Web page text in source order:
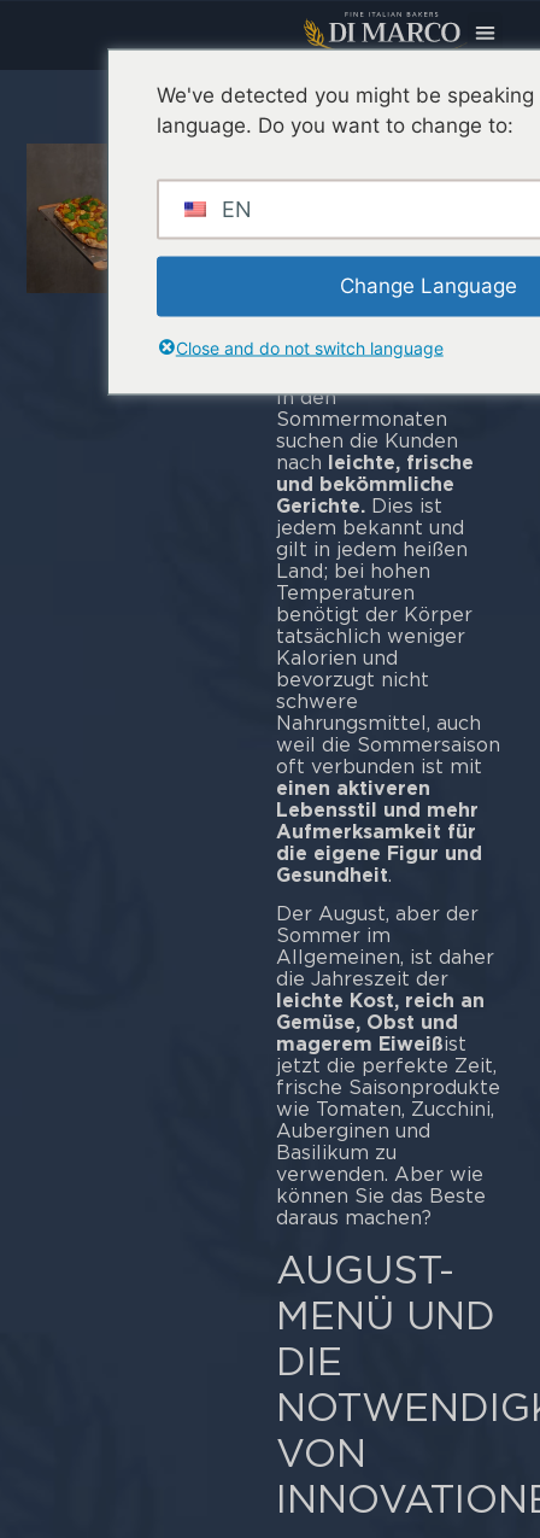
August-
innovativ
sein und wie
es mit Pinsa
geht
In den
Sommermonaten
suchen die Kunden
nach leichte, frische
und bekömmliche
Gerichte.Dies ist
jedem bekannt und
gilt in jedem heißen
Land; bei hohen
Temperaturen
benötigt der Körper
tatsächlich weniger
Kalorien und
bevorzugt nicht
schwere
Nahrungsmittel, auch
weil die Sommersaison
oft verbunden ist mit
einen aktiveren
Lebensstil und mehr
Aufmerksamkeit für
die eigene Figur und
Gesundheit.
Der August, aber der
Sommer im
Allgemeinen, ist daher
die Jahreszeit der
leichte Kost, reich an
Gemüse, Obst und
magerem Eiweißist
jetzt die perfekte Zeit,
frische Saisonprodukte
wie Tomaten, Zucchini,
Auberginen und
Basilikum zu
verwenden. Aber wie
können Sie das Beste
daraus machen?
AUGUST-
MENÜ UND
DIE
VON
We've detected you might be
language. Do you want to change to:
EN
Change Language
Close and do not switch language